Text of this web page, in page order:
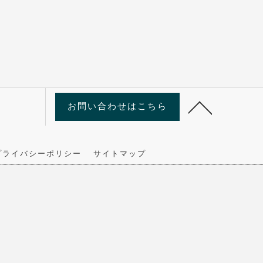
お問い合わせはこちら
ライバシーポリシー サイトマップ